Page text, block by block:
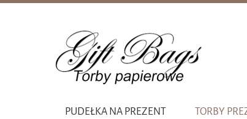
PUDEŁKA NA PREZENT TORBY